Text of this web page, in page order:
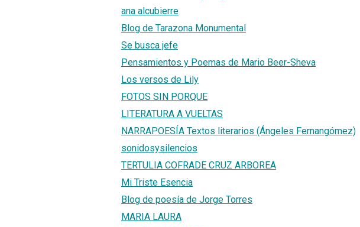
ana alcubierre
Blog de Tarazona Monumental
Se busca jefe
Pensamientos y Poemas de Mario Beer-Sheva
Los versos de Lily
FOTOS SIN PORQUE
LITERATURA A VUELTAS
NARRAPOESÍA Textos literarios (Ángeles Fernangómez)
sonidosysilencios
TERTULIA COFRADE CRUZ ARBOREA
Mi Triste Esencia
Blog de poesía de Jorge Torres
MARIA LAURA